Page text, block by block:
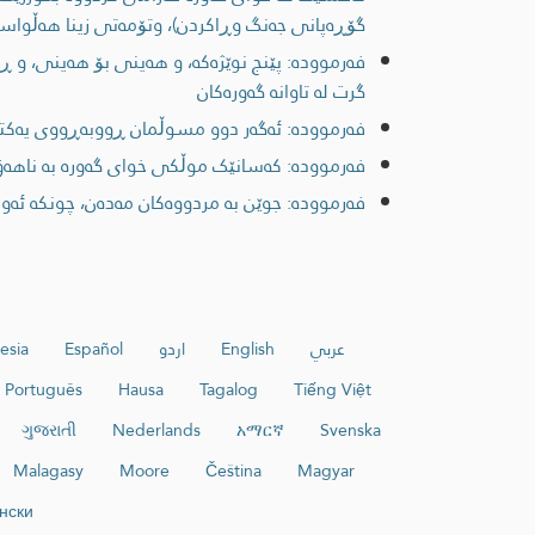
گۆڕەپانی جەنگ وڕاکردن)، وتۆمەتی زینا
فەرموودە: پێنج نوێژەکە، و ھەینی بۆ ھەینی،
گرت لە تاوانە گەورەکان
فەرموودە: ئەگەر دوو مسوڵمان ڕووبەڕووی
فەرموودە: كەسانێک موڵكی خوای گەوره به ناهەق
فەرموودە: جوێن بە مردووەکان مەدەن، چونکە
عربي English اردو Español
Tiếng Việt
Tagalog
Hausa
Português
Svenska
አማርኛ
Nederlands
ગુજરાતી
Magyar
Čeština
Moore
Malagasy